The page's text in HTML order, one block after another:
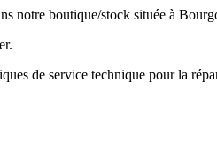
notre boutique/stock située à
de service technique pour la